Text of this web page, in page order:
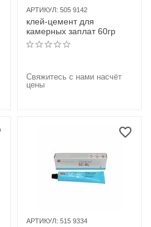
АРТИКУЛ: 505 9142
клей-цемент для
камерных заплат 60гр
Свяжитесь с нами насчёт
цены
АРТИКУЛ: 515 9334